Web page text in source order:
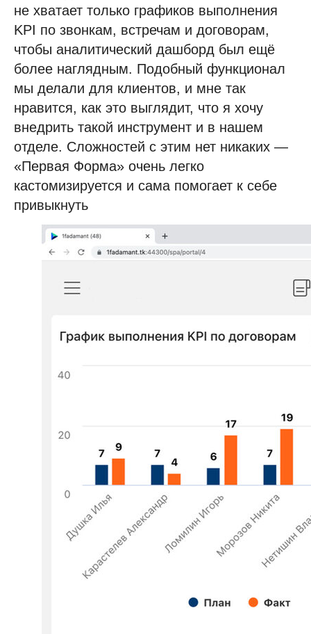
не хватает только графиков выполнения
KPI по звонкам, встречам и договорам,
чтобы аналитический дашборд был ещё
более наглядным. Подобный функционал
мы делали для клиентов, и мне так
нравится, как это выглядит, что я хочу
внедрить такой инструмент и в нашем
отделе. Сложностей с этим нет никаких —
«Первая Форма» очень легко
кастомизируется и сама помогает к себе
привыкнуть
Все руководства
Набор инструментов
База знаний
Корпоративные коммуникации
Проектное управление
HR-система (HRM/HCM)
Бизнес-процессы (BPM)
Управление клиентами (CRM)
Документооборот (СЭД/ЕСМ)
Корпоративный портал
Service Desk
AI-агент
1F Teams
Отраслевые решения
Фарминдустрия
Производственные компании
IT-компании
Розничная торговля
Электронная подпись